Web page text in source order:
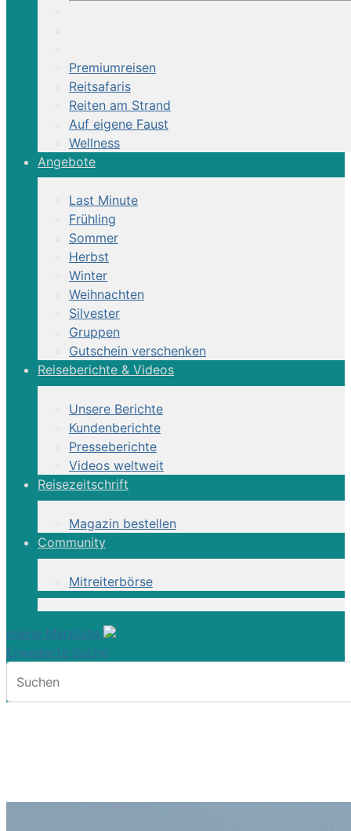
Premiumreisen
Reitsafaris
Reiten am Strand
Auf eigene Faust
Wellness
Angebote
Last Minute
Frühling
Sommer
Herbst
Winter
Weihnachten
Silvester
Gruppen
Gutschein verschenken
Reiseberichte & Videos
Unsere Berichte
Kundenberichte
Presseberichte
Videos weltweit
Reisezeitschrift
Magazin bestellen
Community
Mitreiterbörse
meine Merkliste
Erweiterte Suche